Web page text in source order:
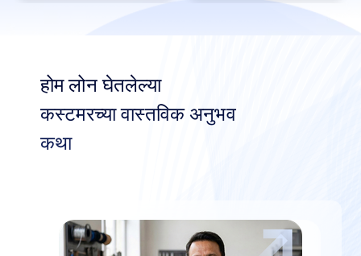
होम लोन घेतलेल्या
कस्टमरच्या वास्तविक अनुभव
कथा